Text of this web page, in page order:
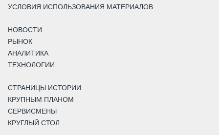
УСЛОВИЯ ИСПОЛЬЗОВАНИЯ МАТЕРИАЛОВ
НОВОСТИ
РЫНОК
АНАЛИТИКА
ТЕХНОЛОГИИ
СТРАНИЦЫ ИСТОРИИ
КРУПНЫМ ПЛАНОМ
СЕРВИСМЕНЫ
КРУГЛЫЙ СТОЛ